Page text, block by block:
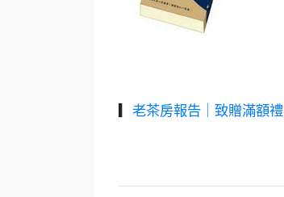
老茶房報告｜致贈滿額禮